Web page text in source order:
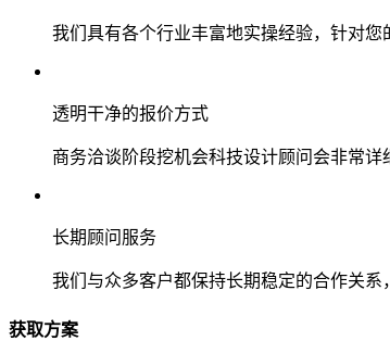
我们具有各个行业丰富地实操经验，针对
透明干净的报价方式
商务洽谈阶段挖机会科技设计顾问会非常
长期顾问服务
我们与众多客户都保持长期稳定的合作关
获取方案